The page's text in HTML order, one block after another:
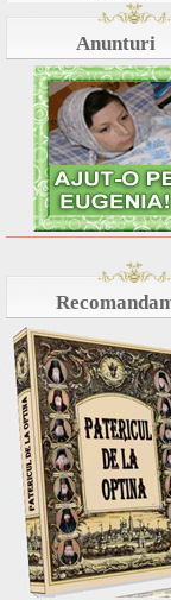
Anunturi